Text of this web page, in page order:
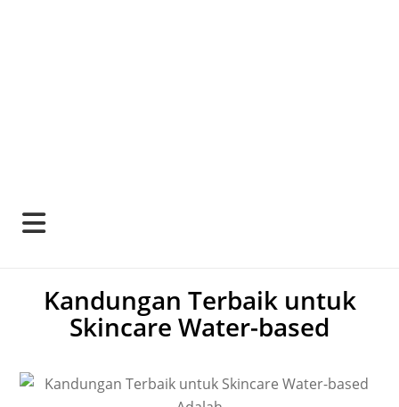
Kandungan Terbaik untuk
Skincare Water-based